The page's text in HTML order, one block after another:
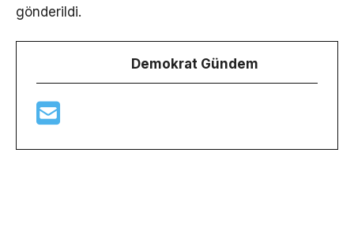
gönderildi.
Demokrat Gündem